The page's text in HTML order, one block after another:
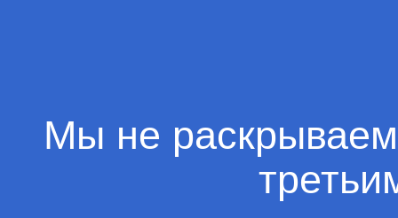
Мы не